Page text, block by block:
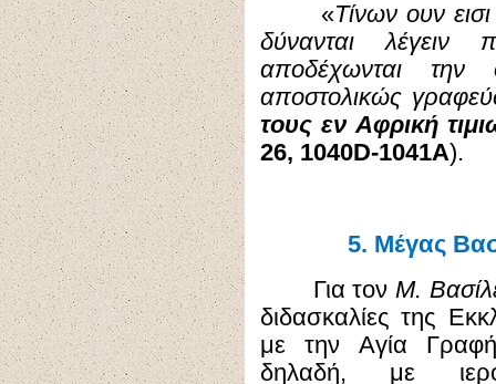
«Τίνων ουν
δύνανται
αποδέχωνται την
αποστολικώς
τους εν Αφρική
26, 1040D-1041A).
5. Μέγας
Για τονΜ.
διδασκαλίες της
με την Αγία
δηλαδή, με